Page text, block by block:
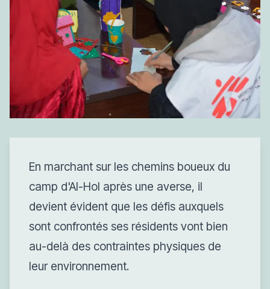
En marchant sur les chemins boueux du
camp d'Al-Hol après une averse, il
devient évident que les défis auxquels
sont confrontés ses résidents vont bien
au-delà des contraintes physiques de
leur environnement.